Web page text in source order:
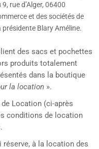
rue d’Alger, 06400
et des sociétés de
Blary Améline.
des sacs et pochettes
produits totalement
dans la boutique
la location ».
Location (ci-après
conditions de location
réserve, à la location des